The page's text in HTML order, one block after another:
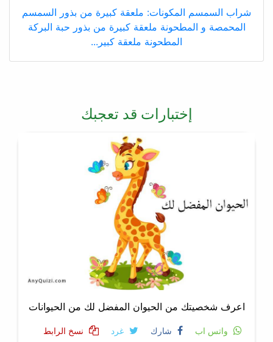
شراب السمسم المكونات: ملعقة كبيرة من بذور السمسم
المحمصة و المطحونة ملعقة كبيرة من بذور حبة البركة
المطحونة ملعقة كبير...
إختبارات قد تعجبك
اعرف شخصيتك من الحيوان المفضل لك من الحيوانات
واتس اب شارك غرد نسخ الرابط